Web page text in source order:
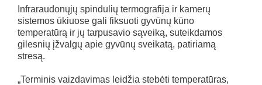
Infraraudonųjų spindulių termografija ir kamerų
sistemos ūkiuose gali fiksuoti gyvūnų kūno
temperatūrą ir jų tarpusavio sąveiką, suteikdamos
gilesnių įžvalgų apie gyvūnų sveikatą, patiriamą
stresą.
„Terminis vaizdavimas leidžia stebėti temperatūras,